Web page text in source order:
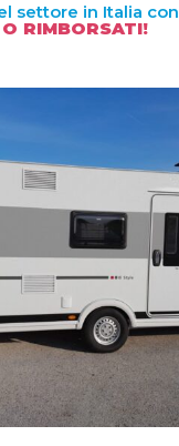
settore in Italia con
RIMBORSATI!